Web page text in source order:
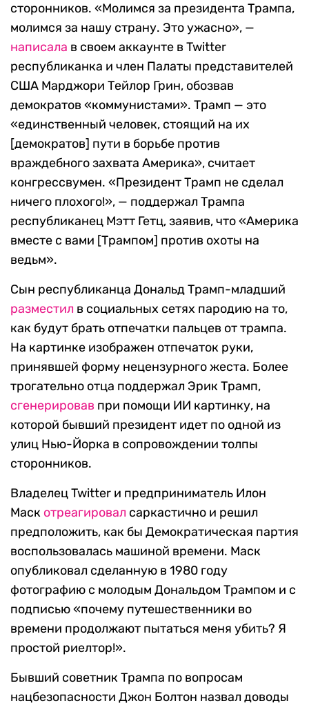
сторонников. «Молимся за президента Трампа,
молимся за нашу страну. Это ужасно», —
написала в своем аккаунте в Twitter
республиканка и член Палаты представителей
США Марджори Тейлор Грин, обозвав
демократов «коммунистами». Трамп — это
«единственный человек, стоящий на их
[демократов] пути в борьбе против
враждебного захвата Америка», считает
конгрессвумен. «Президент Трамп не сделал
ничего плохого!», — поддержал Трампа
республиканец Мэтт Гетц, заявив, что «Америка
вместе с вами [Трампом] против охоты на
ведьм».
Сын республиканца Дональд Трамп-младший
разместил в социальных сетях пародию на то,
как будут брать отпечатки пальцев от трампа.
На картинке изображен отпечаток руки,
принявшей форму нецензурного жеста. Более
трогательно отца поддержал Эрик Трамп,
сгенерировав при помощи ИИ картинку, на
которой бывший президент идет по одной из
улиц Нью-Йорка в сопровождении толпы
сторонников.
Владелец Twitter и предприниматель Илон
Маск отреагировал саркастично и решил
предположить, как бы Демократическая партия
воспользовалась машиной времени. Маск
опубликовал сделанную в 1980 году
фотографию с молодым Дональдом Трампом и с
подписью «почему путешественники во
времени продолжают пытаться меня убить? Я
простой риелтор!».
Бывший советник Трампа по вопросам
нацбезопасности Джон Болтон назвал доводы